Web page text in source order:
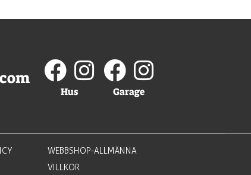
Hus Garage
WEBBSHOP-ALLMÄNNA
VILLKOR